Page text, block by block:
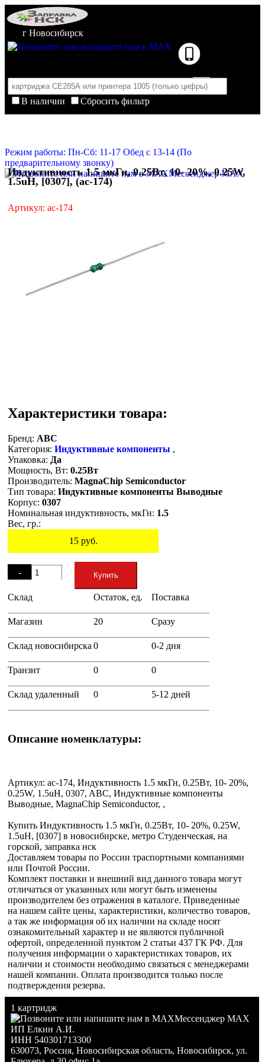
г Новосибирск
В наличии
Сбросить фильтр
Корзина пуста
Режим работы: Пн-Сб: 11-17 Обед с 13-14 (По
предварительному звонку)
Мессенджер MAX
Индуктивность 1.5 мкГн, 0.25Вт, 10- 20%, 0.25W,
1.5uH, [0307], (ac-174)
Артикул: ac-174
Характеристики товара:
Бренд: ABC
Категория: Индуктивные компоненты ,
Упаковка: Да
Мощность, Вт: 0.25Вт
Производитель: MagnaChip Semiconductor
Тип товара: Индуктивные компоненты Выводные
Корпус: 0307
Номинальная индуктивность, мкГн: 1.5
Вес, гр.:
15руб.
-
+
Купить
Склад Остаток, ед. Поставка
Магазин 20 Сразу
Склад новосибирска 0 0-2 дня
Транзит 0 0
Склад удаленный 0 5-12 дней
Описание номенклатуры:
Артикул: ac-174, Индуктивность 1.5 мкГн, 0.25Вт, 10- 20%,
0.25W, 1.5uH, 0307, ABC, Индуктивные компоненты
Выводные, MagnaChip Semiconductor, ,
Купить Индуктивность 1.5 мкГн, 0.25Вт, 10- 20%, 0.25W,
1.5uH, [0307] в новосибирске, метро Студенческая, на
горской, заправка нск
Доставляем товары по России траспортными компаниями
или Почтой России.
Комплект поставки и внешний вид данного товара могут
отличаться от указанных или могут быть изменены
производителем без отражения в каталоге. Приведенные
на нашем сайте цены, характеристики, количество товаров,
а так же информация об их наличии на складе носят
ознакомительный характер и не являются публичной
офертой, определенной пунктом 2 статьи 437 ГК РФ. Для
получения информации о характеристиках товаров, их
наличии и стоимости необходимо связаться с менеджерами
нашей компании. Оплата производится только после
подтверждения резерва.
1 картридж
Мессенджер MAX
ИП Елкин А.И.
ИНН 540301713300
630073, Россия, Новосибирская область, Новосибирск, ул.